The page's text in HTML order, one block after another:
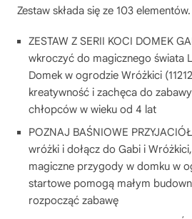
Zestaw składa się ze 103 elementów.
ZESTAW Z SERII KOCI DOMEK
wkroczyć do magicznego świata
Domek w ogrodzie Wróżkici
kreatywność i zachęca do
chłopców w wieku od 4 lat
POZNAJ BAŚNIOWE
wróżki i dołącz do Gabi i
magiczne przygody w domku w
startowe pomogą małym
rozpocząć zabawę